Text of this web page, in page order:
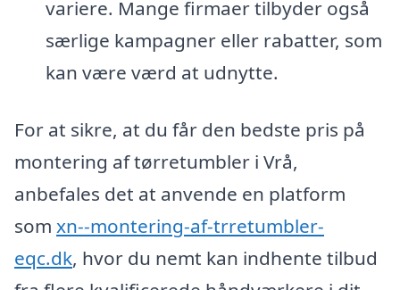
variere. Mange firmaer tilbyder også
særlige kampagner eller rabatter, som
kan være værd at udnytte.
For at sikre, at du får den bedste pris på
montering af tørretumbler i Vrå,
anbefales det at anvende en platform
som xn--montering-af-trretumbler-
eqc.dk, hvor du nemt kan indhente tilbud